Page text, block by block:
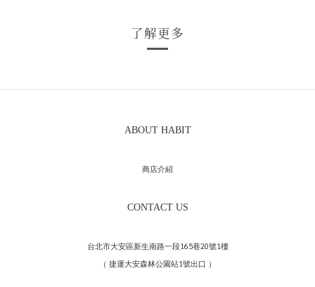
了解更多
ABOUT HABIT
商店介紹
CONTACT US
台北市大安區新生南路一段165巷20號1樓
（ 捷運大安森林公園站1號出口 ）